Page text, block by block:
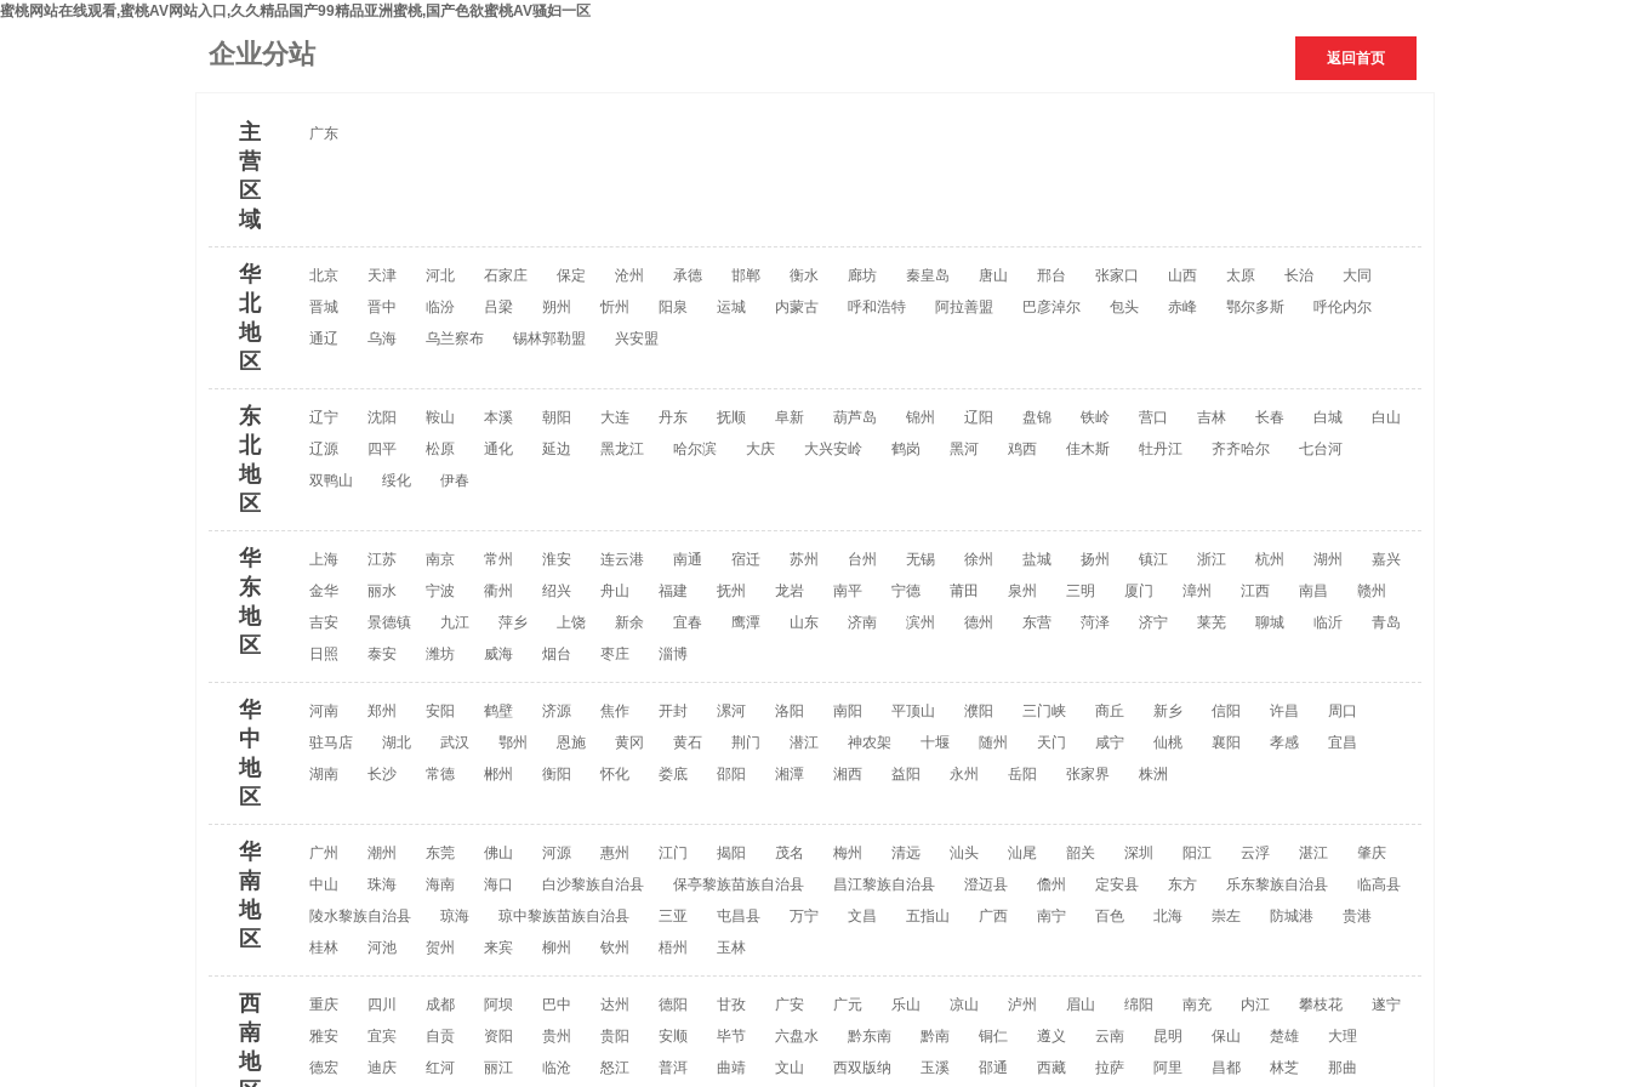
蜜桃网站在线观看,蜜桃AV网站入口,久久精品国产99精品亚洲蜜桃,国产色欲蜜桃AV骚妇一区
企业分站 返回首页
主
营
区
域
广东
华
北
地
区
北京 天津 河北 石家庄 保定 沧州 承德 邯郸 衡水 廊坊 秦皇岛 唐山 邢台 张家口 山西 太原 长治
大同
晋城
晋中 临汾 吕梁 朔州 忻州 阳泉 运城 内蒙古 呼和浩特 阿拉善盟 巴彦淖尔 包头 赤峰 鄂尔多斯
呼伦内尔
通辽
乌海 乌兰察布 锡林郭勒盟 兴安盟
东
北
地
区
辽宁 沈阳 鞍山 本溪 朝阳 大连 丹东 抚顺 阜新 葫芦岛 锦州 辽阳 盘锦 铁岭 营口 吉林 长春 白城
白山
辽源
四平 松原 通化 延边 黑龙江 哈尔滨 大庆 大兴安岭 鹤岗 黑河 鸡西 佳木斯 牡丹江 齐齐哈尔
七台河
双鸭山
绥化 伊春
华
东
地
区
上海 江苏 南京 常州 淮安 连云港 南通 宿迁 苏州 台州 无锡 徐州 盐城 扬州 镇江 浙江 杭州 湖州
嘉兴
金华
丽水 宁波 衢州 绍兴 舟山 福建 抚州 龙岩 南平 宁德 莆田 泉州 三明 厦门 漳州 江西 南昌
赣州
吉安
景德镇 九江 萍乡 上饶 新余 宜春 鹰潭 山东 济南 滨州 德州 东营 菏泽 济宁 莱芜 聊城 临沂
青岛
日照
泰安 潍坊 威海 烟台 枣庄 淄博
华
中
地
区
河南 郑州 安阳 鹤壁 济源 焦作 开封 漯河 洛阳 南阳 平顶山 濮阳 三门峡 商丘 新乡 信阳 许昌
周口
驻马店
湖北 武汉 鄂州 恩施 黄冈 黄石 荆门 潜江 神农架 十堰 随州 天门 咸宁 仙桃 襄阳 孝感
宜昌
湖南
长沙 常德 郴州 衡阳 怀化 娄底 邵阳 湘潭 湘西 益阳 永州 岳阳 张家界 株洲
华
南
地
区
广州 潮州 东莞 佛山 河源 惠州 江门 揭阳 茂名 梅州 清远 汕头 汕尾 韶关 深圳 阳江 云浮 湛江
肇庆
中山
珠海 海南 海口 白沙黎族自治县 保亭黎族苗族自治县 昌江黎族自治县 澄迈县 儋州 定安县 东方 乐东黎族自治县
临高县
陵水黎族自治县
琼海 琼中黎族苗族自治县 三亚 屯昌县 万宁 文昌 五指山 广西 南宁 百色 北海 崇左 防城港
贵港
桂林
河池 贺州 来宾 柳州 钦州 梧州 玉林
西
南
地
重庆 四川 成都 阿坝 巴中 达州 德阳 甘孜 广安 广元 乐山 凉山 泸州 眉山 绵阳 南充 内江 攀枝花
遂宁
雅安
宜宾 自贡 资阳 贵州 贵阳 安顺 毕节 六盘水 黔东南 黔南 铜仁 遵义 云南 昆明 保山 楚雄
大理
德宏
迪庆 红河 丽江 临沧 怒江 普洱 曲靖 文山 西双版纳 玉溪 邵通 西藏 拉萨 阿里 昌都 林芝 那曲